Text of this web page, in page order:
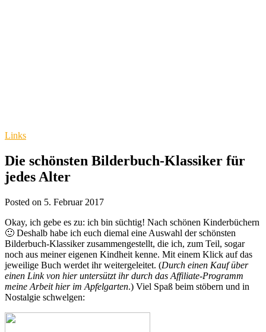
Links
Die schönsten Bilderbuch-Klassiker für
jedes Alter
Posted on 5. Februar 2017
Okay, ich gebe es zu: ich bin süchtig! Nach schönen Kinderbüchern
🙂 Deshalb habe ich euch diemal eine Auswahl der schönsten
Bilderbuch-Klassiker zusammengestellt, die ich, zum Teil, sogar
noch aus meiner eigenen Kindheit kenne. Mit einem Klick auf das
jeweilige Buch werdet ihr weitergeleitet. (Durch einen Kauf über
einen Link von hier untersützt ihr durch das Affiliate-Programm
meine Arbeit hier im Apfelgarten.) Viel Spaß beim stöbern und in
Nostalgie schwelgen: